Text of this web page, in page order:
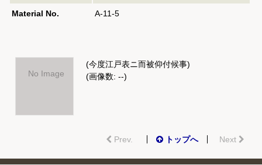
Material No. A-11-5
No Image
(今度江戸表ニ而被仰付候事)
(画像数: --)
Prev. トップへ Next